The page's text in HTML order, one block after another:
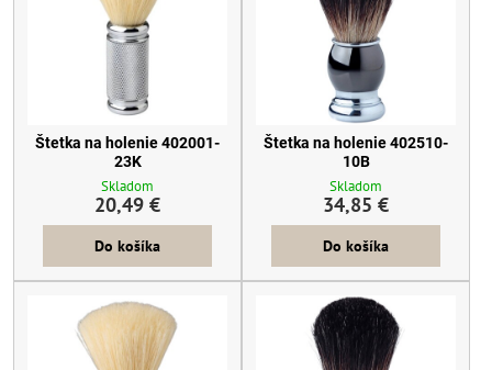
Štetka na holenie 402001-
23K
Skladom
20,49 €
Do košíka
Štetka na holenie 402510-
10B
Skladom
34,85 €
Do košíka